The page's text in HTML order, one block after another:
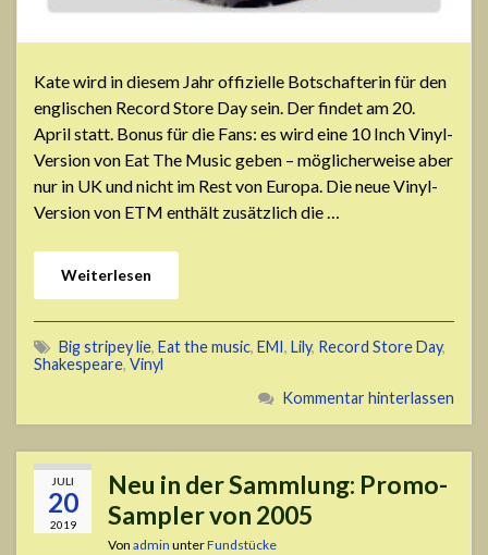
Kate wird in diesem Jahr offizielle Botschafterin für den
englischen Record Store Day sein. Der findet am 20.
April statt. Bonus für die Fans: es wird eine 10 Inch Vinyl-
Version von Eat The Music geben – möglicherweise aber
nur in UK und nicht im Rest von Europa. Die neue Vinyl-
Version von ETM enthält zusätzlich die …
Weiterlesen
Big stripey lie, Eat the music, EMI, Lily, Record Store Day,
Shakespeare, Vinyl
Kommentar hinterlassen
JULI
20
2019
Neu in der Sammlung: Promo-
Sampler von 2005
Von admin unterFundstücke